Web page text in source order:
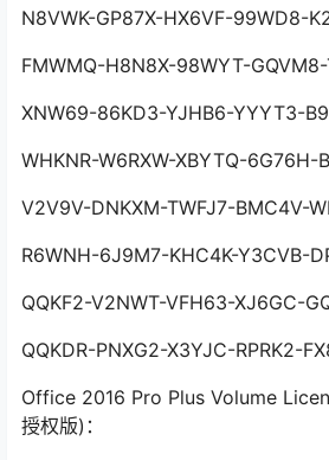
N8VWK-GP87X-HX6VF-99WD8-
FMWMQ-H8N8X-98WYT-
XNW69-86KD3-YJHB6-YYYT3-
WHKNR-W6RXW-XBYTQ-6G76H-
V2V9V-DNKXM-TWFJ7-BMC4V-
R6WNH-6J9M7-KHC4K-Y3CVB-
QQKF2-V2NWT-VFH63-XJ6GC-
QQKDR-PNXG2-X3YJC-RPRK2-
Office 2016 Pro Plus Volume
授权版)：